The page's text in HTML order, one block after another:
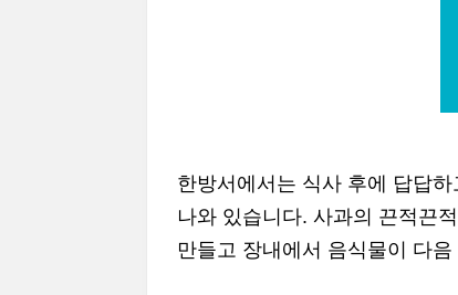
한방서에서는 식사 후에 답답
나와 있습니다. 사과의 끈적끈
만들고 장내에서 음식물이 다